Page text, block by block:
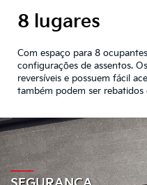
8 lugares
Com espaço para 8
configurações de assentos.
reversíveis e possuem fácil
também podem ser rebatidos